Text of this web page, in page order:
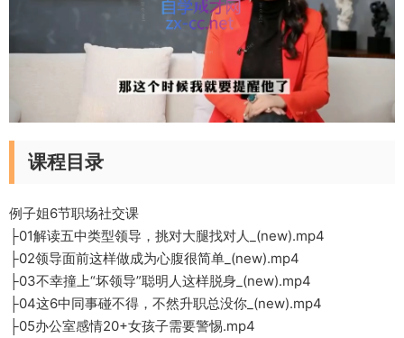
课程目录
例子姐6节职场社交课
├01解读五中类型领导，挑对大腿找对人_(new).mp4
├02领导面前这样做成为心腹很简单_(new).mp4
├03不幸撞上“坏领导”聪明人这样脱身_(new).mp4
├04这6中同事碰不得，不然升职总没你_(new).mp4
├05办公室感情20+女孩子需要警惕.mp4